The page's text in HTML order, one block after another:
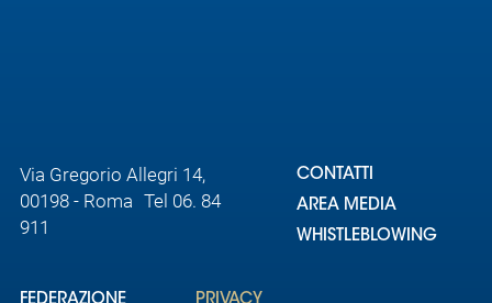
Via Gregorio Allegri 14,
00198 - Roma Tel 06. 84
911
CONTATTI
AREA MEDIA
WHISTLEBLOWING